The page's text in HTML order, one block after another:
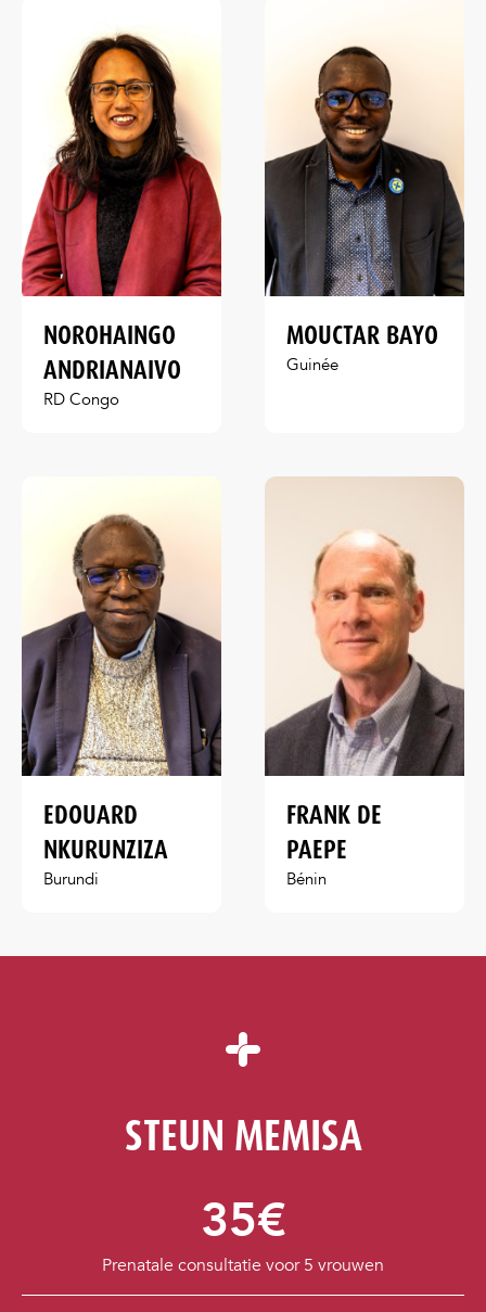
NOROHAINGO
ANDRIANAIVO
RD Congo
MOUCTAR BAYO
Guinée
EDOUARD
NKURUNZIZA
Burundi
FRANK DE
PAEPE
Bénin
STEUN MEMISA
35€
Prenatale consultatie voor 5 vrouwen